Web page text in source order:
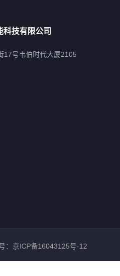
科技有限公司
17号韦伯时代大厦2105
：京ICP备16043125号-12